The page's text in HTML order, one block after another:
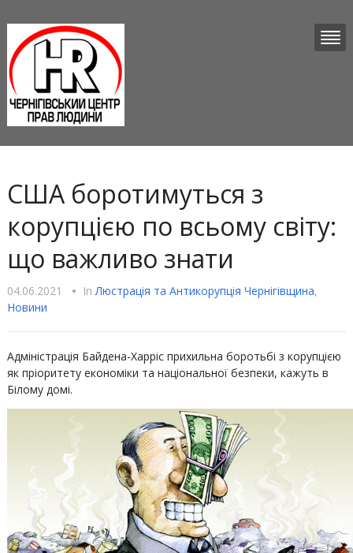
США боротимуться з
корупцією по всьому світу:
що важливо знати
04.06.2021 • InЛюстрацiя та Антикорупцiя Чернігівщина,
Новини
Адміністрація Байдена-Харріс прихильна боротьбі з корупцією
як пріоритету економіки та національної безпеки, кажуть в
Білому домі.